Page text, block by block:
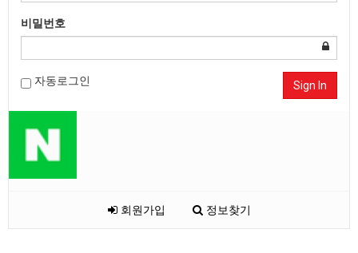
비밀번호
자동로그인 Sign In
회원가입 정보찾기